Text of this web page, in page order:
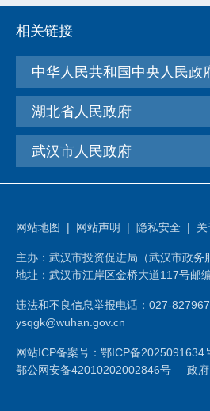
相关链接
中华人民共和国中央人民政
湖北省人民政府
武汉市人民政府
网站地图 | 网站声明 | 隐私安全 |
主办：武汉市投资促进局（武汉市政务
地址：武汉市江岸区金桥大道117号邮
违法和不良信息举报电话：027-
ysqgk@wuhan.gov.cn
网站ICP备案号：鄂ICP备2025091634
鄂公网安备42010202002846号
政